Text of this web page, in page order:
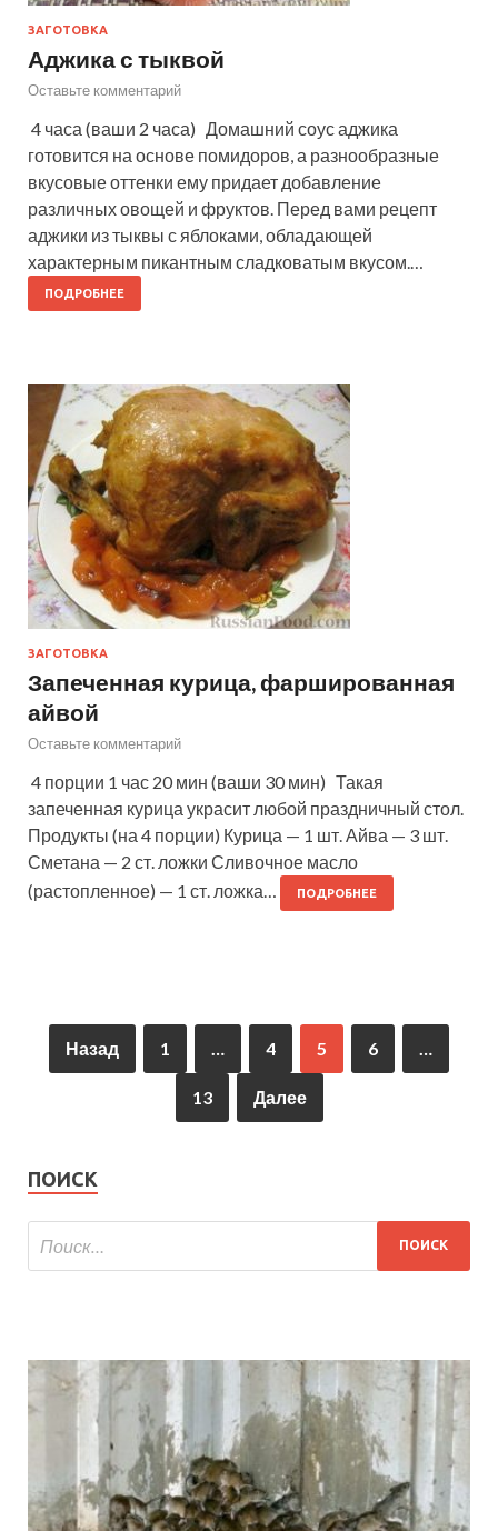
ЗАГОТОВКА
Аджика с тыквой
Оставьте комментарий
4 часа (ваши 2 часа) Домашний соус аджика
готовится на основе помидоров, а разнообразные
вкусовые оттенки ему придает добавление
различных овощей и фруктов. Перед вами рецепт
аджики из тыквы с яблоками, обладающей
характерным пикантным сладковатым вкусом.…
ПОДРОБНЕЕ
ЗАГОТОВКА
Запеченная курица, фаршированная
айвой
Оставьте комментарий
4 порции 1 час 20 мин (ваши 30 мин) Такая
запеченная курица украсит любой праздничный стол.
Продукты (на 4 порции) Курица — 1 шт. Айва — 3 шт.
Сметана — 2 ст. ложки Сливочное масло
(растопленное) — 1 ст. ложка…
ПОДРОБНЕЕ
Назад 1 4 5 6
13 Далее
ПОИСК